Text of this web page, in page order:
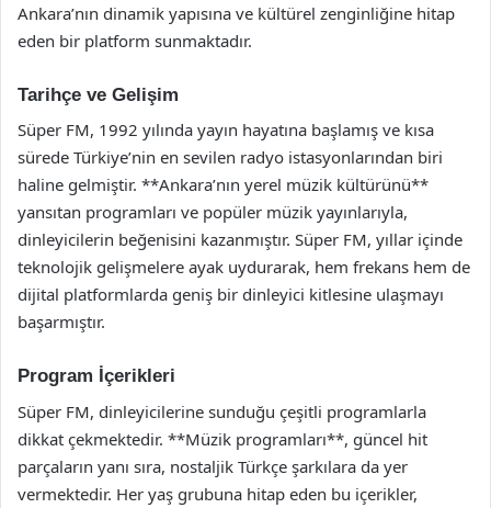
Ankara’nın dinamik yapısına ve kültürel zenginliğine hitap
eden bir platform sunmaktadır.
Tarihçe ve Gelişim
Süper FM, 1992 yılında yayın hayatına başlamış ve kısa
sürede Türkiye’nin en sevilen radyo istasyonlarından biri
haline gelmiştir. **Ankara’nın yerel müzik kültürünü**
yansıtan programları ve popüler müzik yayınlarıyla,
dinleyicilerin beğenisini kazanmıştır. Süper FM, yıllar içinde
teknolojik gelişmelere ayak uydurarak, hem frekans hem de
dijital platformlarda geniş bir dinleyici kitlesine ulaşmayı
başarmıştır.
Program İçerikleri
Süper FM, dinleyicilerine sunduğu çeşitli programlarla
dikkat çekmektedir. **Müzik programları**, güncel hit
parçaların yanı sıra, nostaljik Türkçe şarkılara da yer
vermektedir. Her yaş grubuna hitap eden bu içerikler,